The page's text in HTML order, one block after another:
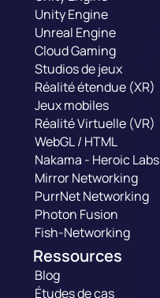
Unity Engine
Unreal Engine
Cloud Gaming
Studios de jeux
Réalité étendue (XR)
Jeux mobiles
Réalité Virtuelle (VR)
WebGL / HTML
Nakama - Heroic Labs
Mirror Networking
PurrNet Networking
Photon Fusion
Fish-Networking
Ressources
Blog
Études de cas